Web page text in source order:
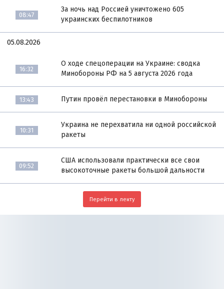
08:47
За ночь над Россией уничтожено 605
украинских беспилотников
05.08.2026
16:32
О ходе спецоперации на Украине: сводка
Минобороны РФ на 5 августа 2026 года
13:43 Путин провёл перестановки в Минобороны
10:31
Украина не перехватила ни одной российской
ракеты
09:52
США использовали практически все свои
высокоточные ракеты большой дальности
Перейти в ленту